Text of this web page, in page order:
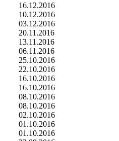
16.12.2016
10.12.2016
03.12.2016
20.11.2016
13.11.2016
06.11.2016
25.10.2016
22.10.2016
16.10.2016
16.10.2016
08.10.2016
08.10.2016
02.10.2016
01.10.2016
01.10.2016